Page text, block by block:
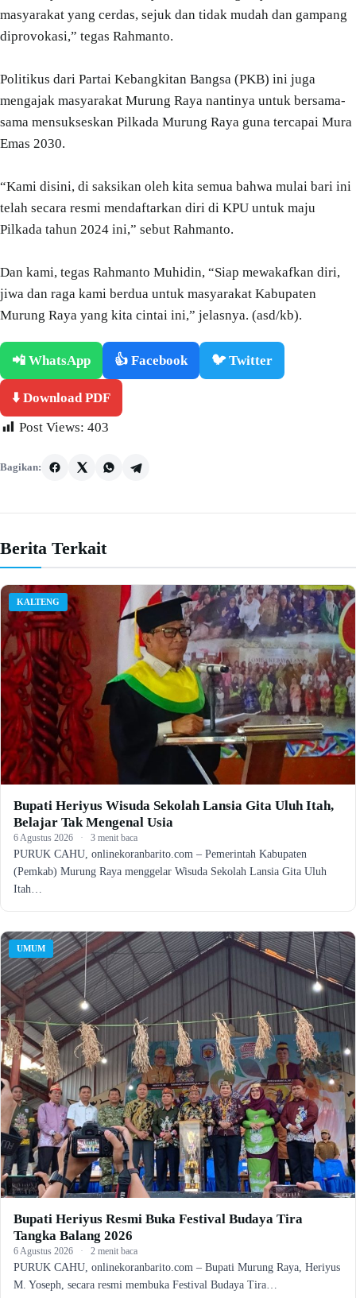
masyarakat yang cerdas, sejuk dan tidak mudah dan gampang
diprovokasi,” tegas Rahmanto.
Politikus dari Partai Kebangkitan Bangsa (PKB) ini juga
mengajak masyarakat Murung Raya nantinya untuk bersama-
sama mensukseskan Pilkada Murung Raya guna tercapai Mura
Emas 2030.
“Kami disini, di saksikan oleh kita semua bahwa mulai bari ini
telah secara resmi mendaftarkan diri di KPU untuk maju
Pilkada tahun 2024 ini,” sebut Rahmanto.
Dan kami, tegas Rahmanto Muhidin, “Siap mewakafkan diri,
jiwa dan raga kami berdua untuk masyarakat Kabupaten
Murung Raya yang kita cintai ini,” jelasnya. (asd/kb).
📲 WhatsApp 👍 Facebook 🐦 Twitter
⬇️ Download PDF
Post Views: 403
Bagikan:
Berita Terkait
KALTENG
Bupati Heriyus Wisuda Sekolah Lansia Gita Uluh Itah,
Belajar Tak Mengenal Usia
6 Agustus 2026 · 3 menit baca
PURUK CAHU, onlinekoranbarito.com – Pemerintah Kabupaten
(Pemkab) Murung Raya menggelar Wisuda Sekolah Lansia Gita Uluh
Itah…
UMUM
Bupati Heriyus Resmi Buka Festival Budaya Tira
Tangka Balang 2026
6 Agustus 2026 · 2 menit baca
PURUK CAHU, onlinekoranbarito.com – Bupati Murung Raya, Heriyus
M. Yoseph, secara resmi membuka Festival Budaya Tira…